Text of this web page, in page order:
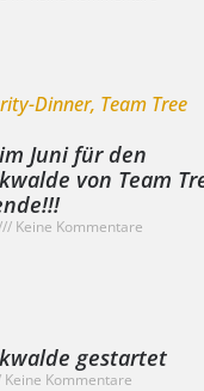
Juni für den
von Team
Keine Kommentare
gestartet
Keine Kommentare